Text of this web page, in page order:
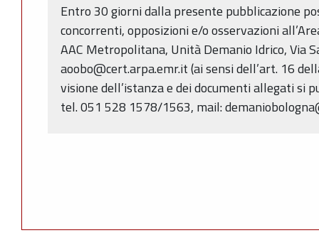
Entro 30 giorni dalla presente pubblicazione
concorrenti, opposizioni e/o osservazioni
AAC Metropolitana, Unità Demanio Idrico, Via
aoobo@cert.arpa.emr.it (ai sensi dell’art. 16
visione dell’istanza e dei documenti allegati si
tel. 051 528 1578/1563, mail: